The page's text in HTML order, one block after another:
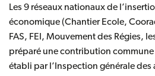
Les 9 réseaux nationaux de
économique (Chantier Ecole,
FAS, FEI, Mouvement des Régies,
préparé une contribution
établi par l’Inspection générale des